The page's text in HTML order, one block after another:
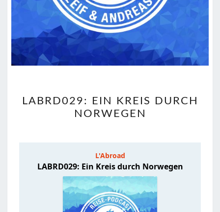
EIN
KREIS
LABRD029: EIN KREIS DURCH
NORWEGEN